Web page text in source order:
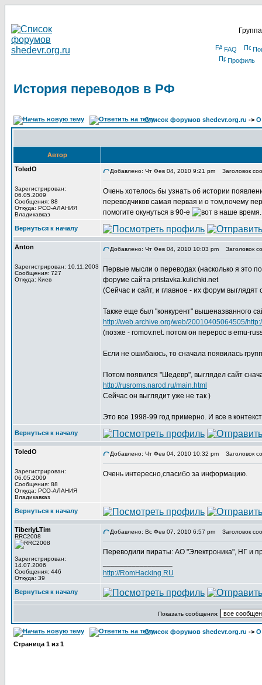
FAQ
Профиль
История переводов в РФ
Список форумов shedevr.org.ru -> О
Автор
ToledO
Зарегистрирован:
06.05.2009
Сообщения: 88
Откуда: РСО-АЛАНИЯ
Владикавказ
Добавлено: Чт Фев 04, 2010 9:21 pm Заголовок
Очень хотелось бы узнать об истории
переводчиков самая первая и о том,почему
помогите окунуться в 90-е
Вернуться к началу
Anton
Зарегистрирован: 10.11.2003
Сообщения: 727
Откуда: Киев
Добавлено: Чт Фев 04, 2010 10:03 pm Заголовок
Первые мысли о переводах (насколько я это
форуме сайта pristavka.kulichki.net
(Сейчас и сайт, и главное - их форум выглядят
Также еще был "конкурент" вышеназванного
http://web.archive.org/web/20010405064505/
(позже - romov.net. потом он перерос в emu-
Если не ошибаюсь, то сначала появилась
Потом появился "Шедевр", выглядел сайт
http://rusroms.narod.ru/main.html
Сейчас он выглядит уже не так )
Это все 1998-99 год примерно. И все в
Вернуться к началу
ToledO
Зарегистрирован:
06.05.2009
Сообщения: 88
Откуда: РСО-АЛАНИЯ
Владикавказ
Добавлено: Чт Фев 04, 2010 10:32 pm Заголовок
Очень интересно,спасибо за информацию.
Вернуться к началу
TiberiyLTim
RRC2008
Зарегистрирован:
14.07.2006
Сообщения: 446
Откуда: 39
Добавлено: Вс Фев 07, 2010 6:57 pm Заголовок
Переводили пираты: АО "Электроника", НГ и
http://RomHacking.RU
Вернуться к началу
Показать сообщения:
Список форумов shedevr.org.ru -> О
Страница 1 из 1